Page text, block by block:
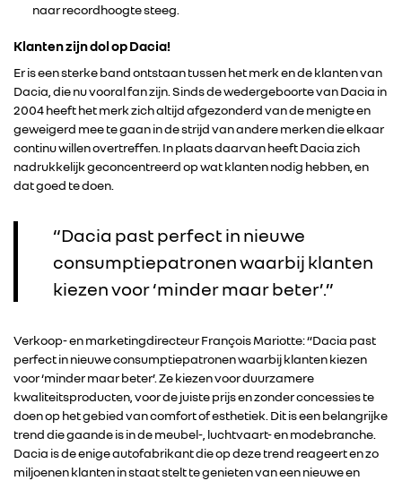
naar recordhoogte steeg.
Klanten zijn dol op Dacia!
Er is een sterke band ontstaan tussen het merk en de klanten van
Dacia, die nu vooral fan zijn. Sinds de wedergeboorte van Dacia in
2004 heeft het merk zich altijd afgezonderd van de menigte en
geweigerd mee te gaan in de strijd van andere merken die elkaar
continu willen overtreffen. In plaats daarvan heeft Dacia zich
nadrukkelijk geconcentreerd op wat klanten nodig hebben, en
dat goed te doen.
“Dacia past perfect in nieuwe
consumptiepatronen waarbij klanten
kiezen voor ‘minder maar beter’.”
Verkoop- en marketingdirecteur François Mariotte: “Dacia past
perfect in nieuwe consumptiepatronen waarbij klanten kiezen
voor ‘minder maar beter’. Ze kiezen voor duurzamere
kwaliteitsproducten, voor de juiste prijs en zonder concessies te
doen op het gebied van comfort of esthetiek. Dit is een belangrijke
trend die gaande is in de meubel-, luchtvaart- en modebranche.
Dacia is de enige autofabrikant die op deze trend reageert en zo
miljoenen klanten in staat stelt te genieten van een nieuwe en